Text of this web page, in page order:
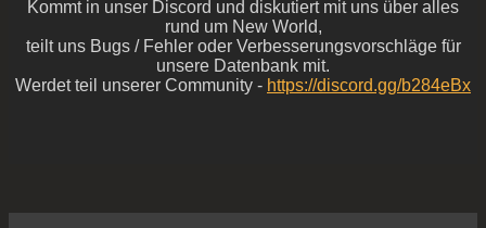
Kommt in unser Discord und diskutiert mit uns über alles
rund um New World,
teilt uns Bugs / Fehler oder Verbesserungsvorschläge für
unsere Datenbank mit.
Werdet teil unserer Community - https://discord.gg/b284eBx